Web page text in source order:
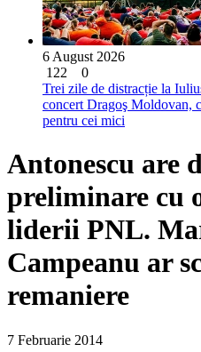
6 August 2026
122
0
Trei zile de distracție la
concert Dragoş Moldovan,
pentru cei mici
Antonescu are
preliminare cu
liderii PNL.
Campeanu ar
remaniere
7 Februarie 2014